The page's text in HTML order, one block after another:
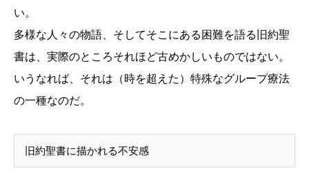
い。
多様な人々の物語、そしてそこにある困難を語る旧約聖
書は、実際のところそれほど古めかしいものではない。
いうなれば、それは（時を超えた）特殊なグループ療法
の一種なのだ。
旧約聖書に描かれる不安感